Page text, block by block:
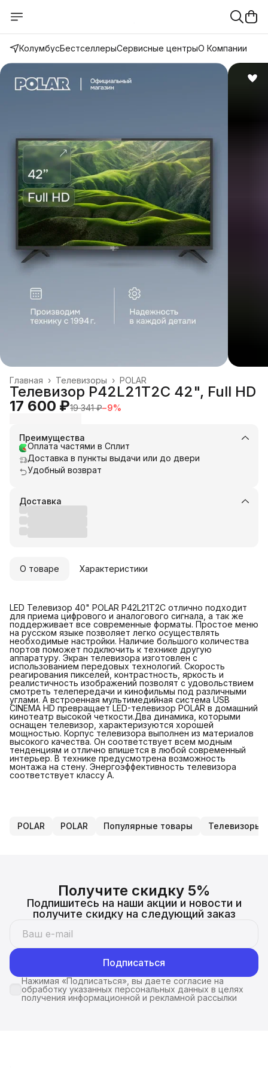
КолумбусБестселлерыСервисные центрыО Компании
POLAR
Телевизоры ›
Главная ›
Телевизор P42L21T2C 42", Full HD
17 600 ₽19 341 ₽−9%
Преимущества
Оплата частями в Сплит
Доставка в пункты выдачи или до двери
Удобный возврат
Доставка
О товаре Характеристики
LED Телевизор 40" POLAR P42L21T2C отлично подходит
для приема цифрового и аналогового сигнала, а так же
поддерживает все современные форматы. Простое меню
на русском языке позволяет легко осуществлять
необходимые настройки. Наличие большого количества
портов поможет подключить к технике другую
аппаратуру. Экран телевизора изготовлен с
использованием передовых технологий. Скорость
реагирования пикселей, контрастность, яркость и
реалистичность изображений позволят с удовольствием
смотреть телепередачи и кинофильмы под различными
углами. А встроенная мультимедийная система USB
CINEMA HD превращает LED-телевизор POLAR в домашний
кинотеатр высокой четкости.Два динамика, которыми
оснащен телевизор, характеризуются хорошей
мощностью. Корпус телевизора выполнен из материалов
высокого качества. Он соответствует всем модным
тенденциям и отлично впишется в любой современный
интерьер. В технике предусмотрена возможность
монтажа на стену. Энергоэффективность телевизора
соответствует классу А.
POLAR POLAR Популярные товары Телевизоры
Получите скидку 5%
Подпишитесь на наши акции и новости и
получите скидку на следующий заказ
Подписаться
Нажимая «Подписаться», вы даете согласие на
обработку указанных персональных данных в целях
получения информационной и рекламной рассылки